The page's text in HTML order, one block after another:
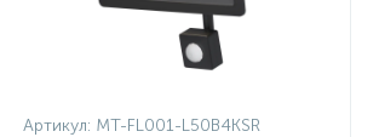
Артикул: MT-FL001-L50B4KSR